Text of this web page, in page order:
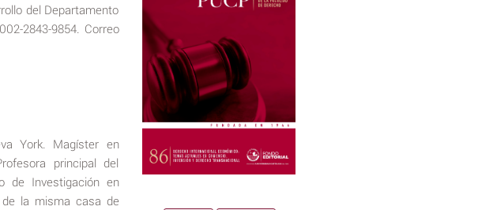
del Departamento
2843-9854. Correo
York. Magíster en
principal del
de Investigación en
de la misma casa de